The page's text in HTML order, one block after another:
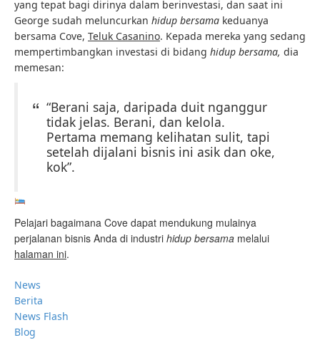
yang tepat bagi dirinya dalam berinvestasi, dan saat ini
George sudah meluncurkan hidup bersama keduanya
bersama Cove, Teluk Casanino. Kepada mereka yang sedang
mempertimbangkan investasi di bidang hidup bersama, dia
memesan:
“Berani saja, daripada duit nganggur
tidak jelas. Berani, dan kelola.
Pertama memang kelihatan sulit, tapi
setelah dijalani bisnis ini asik dan oke,
kok”.
Pelajari bagaimana Cove dapat mendukung mulainya
perjalanan bisnis Anda di industri hidup bersama melalui
halaman ini.
News
Berita
News Flash
Blog